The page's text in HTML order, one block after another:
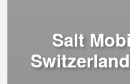
Salt